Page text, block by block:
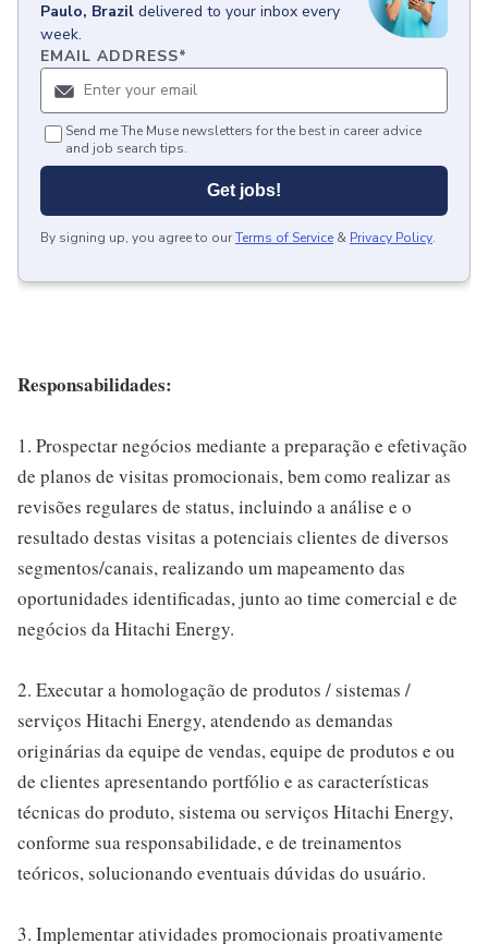
Paulo, Brazil delivered to your inbox every
week.
EMAIL ADDRESS*
Send me The Muse newsletters for the best in career advice
and job search tips.
Get jobs!
By signing up, you agree to ourTerms of Service & Privacy Policy.
Responsabilidades:
1. Prospectar negócios mediante a preparação e efetivação
de planos de visitas promocionais, bem como realizar as
revisões regulares de status, incluindo a análise e o
resultado destas visitas a potenciais clientes de diversos
segmentos/canais, realizando um mapeamento das
oportunidades identificadas, junto ao time comercial e de
negócios da Hitachi Energy.
2. Executar a homologação de produtos / sistemas /
serviços Hitachi Energy, atendendo as demandas
originárias da equipe de vendas, equipe de produtos e ou
de clientes apresentando portfólio e as características
técnicas do produto, sistema ou serviços Hitachi Energy,
conforme sua responsabilidade, e de treinamentos
teóricos, solucionando eventuais dúvidas do usuário.
3. Implementar atividades promocionais proativamente